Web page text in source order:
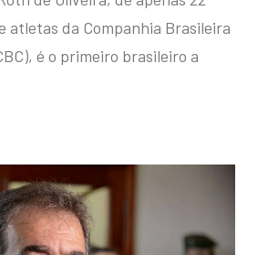
atletas da Companhia Brasileira
é o primeiro brasileiro a